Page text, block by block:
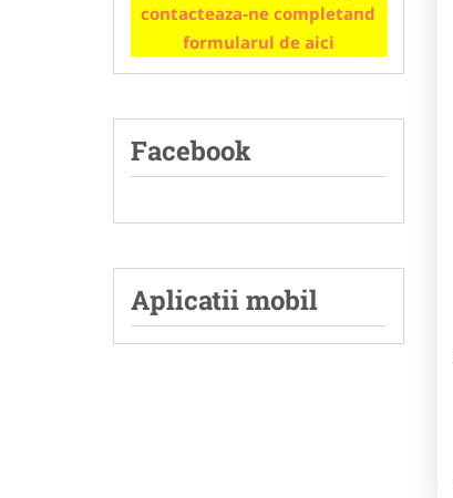
contacteaza-ne completand
formularul de aici
Facebook
Aplicatii mobil